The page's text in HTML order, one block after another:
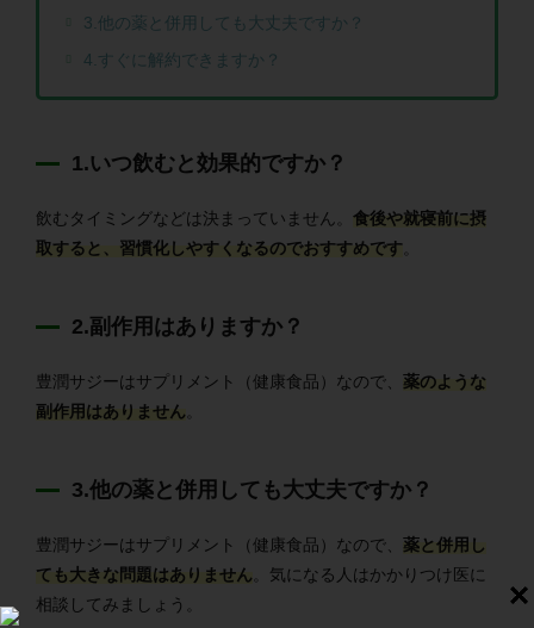
3.他の薬と併用しても大丈夫ですか？
4. すぐに解約できますか？
1.いつ飲むと効果的ですか？
飲むタイミングなどは決まっていません。 食後や就寝前に摂
取すると、習慣化しやすくなるのでおすすめです
2.副作用はありますか？
豊潤サジーはサプリメント（健康食品）なので、 薬のような
副作用はありません
3.他の薬と併用しても大丈夫ですか？
豊潤サジーはサプリメント（健康食品）なので、 薬と併用し
ても大きな問題はありません 。気になる人はかかりつけ医に
相談してみましょう。